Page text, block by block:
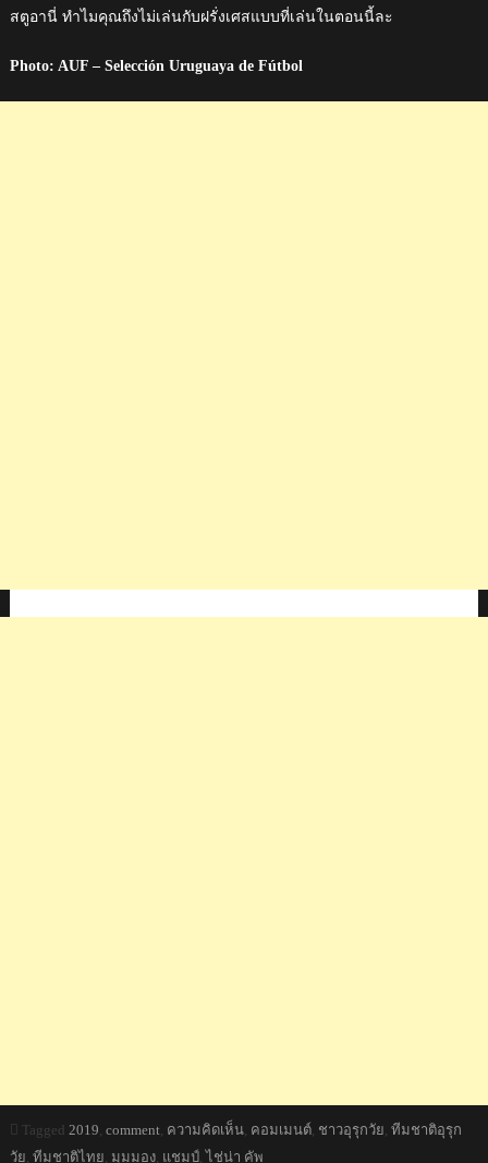
สตูอานี่ ทำไมคุณถึงไม่เล่นกับฝรั่งเศสแบบที่เล่นในตอนนี้ละ
Photo: AUF – Selección Uruguaya de Fútbol
Tagged 2019, comment, ความคิดเห็น, คอมเมนต์, ชาวอุรุกวัย, ทีมชาติอุรุก
วัย, ทีมชาติไทย, มุมมอง, แชมป์,ไช่น่า คัพ